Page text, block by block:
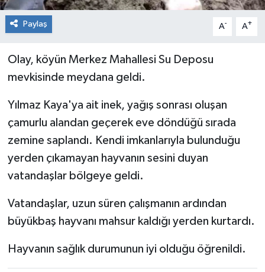
Paylaş A- A+
Olay, köyün Merkez Mahallesi Su Deposu
mevkisinde meydana geldi.
Yılmaz Kaya'ya ait inek, yağış sonrası oluşan
çamurlu alandan geçerek eve döndüğü sırada
zemine saplandı. Kendi imkanlarıyla bulunduğu
yerden çıkamayan hayvanın sesini duyan
vatandaşlar bölgeye geldi.
Vatandaşlar, uzun süren çalışmanın ardından
büyükbaş hayvanı mahsur kaldığı yerden kurtardı.
Hayvanın sağlık durumunun iyi olduğu öğrenildi.